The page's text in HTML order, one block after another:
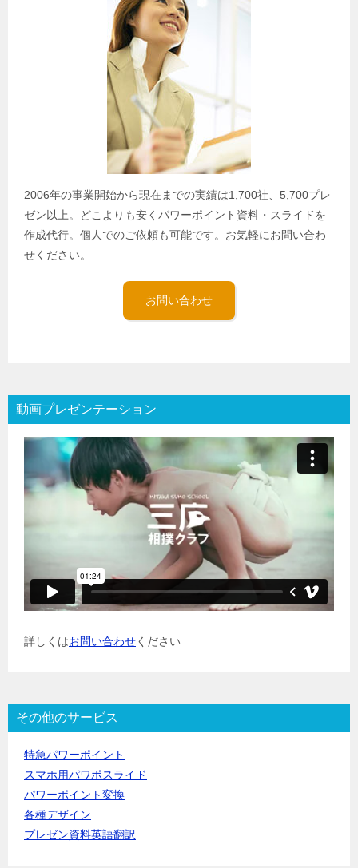
2006年の事業開始から現在までの実績は1,700社、5,700プレ
ゼン以上。どこよりも安くパワーポイント資料・スライドを
作成代行。個人でのご依頼も可能です。お気軽にお問い合わ
せください。
お問い合わせ
動画プレゼンテーション
詳しくはお問い合わせください
その他のサービス
特急パワーポイント
スマホ用パワポスライド
パワーポイント変換
各種デザイン
プレゼン資料英語翻訳